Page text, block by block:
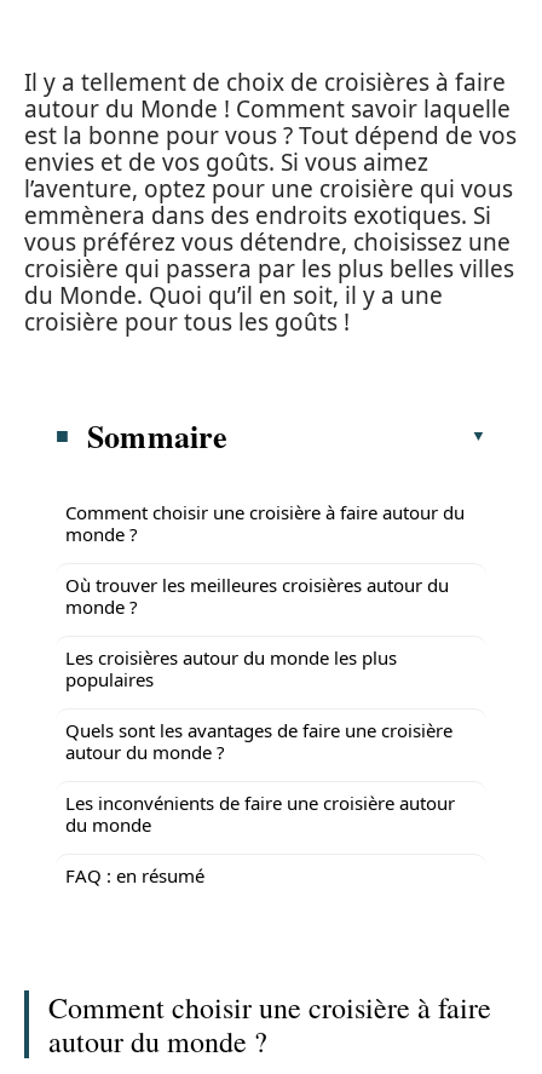
Il y a tellement de choix de croisières à faire
autour du Monde ! Comment savoir laquelle
est la bonne pour vous ? Tout dépend de vos
envies et de vos goûts. Si vous aimez
l’aventure, optez pour une croisière qui vous
emmènera dans des endroits exotiques. Si
vous préférez vous détendre, choisissez une
croisière qui passera par les plus belles villes
du Monde. Quoi qu’il en soit, il y a une
croisière pour tous les goûts !
Sommaire
Comment choisir une croisière à faire autour du
monde ?
Où trouver les meilleures croisières autour du
monde ?
Les croisières autour du monde les plus
populaires
Quels sont les avantages de faire une croisière
autour du monde ?
Les inconvénients de faire une croisière autour
du monde
FAQ : en résumé
Comment choisir une croisière à faire
autour du monde ?